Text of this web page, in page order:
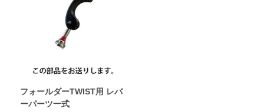
フォールダーTWIST用 レバ
ーパーツ一式